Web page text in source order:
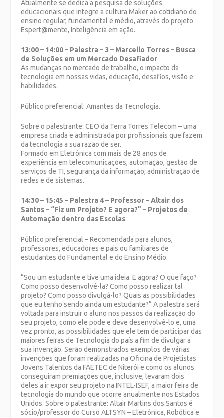
Atualmente se dedica a pesquisa de soluções
educacionais que integre a cultura Maker ao cotidiano do
ensino regular, fundamental e médio, através do projeto
Espert@mente, Inteligência em ação.
13:00 – 14:00 – Palestra – 3 – Marcello Torres – Busca
de Soluções em um Mercado Desafiador
As mudanças no mercado de trabalho, o impacto da
tecnologia em nossas vidas, educação, desafios, visão e
habilidades.
Público preferencial: Amantes da Tecnologia.
Sobre o palestrante: CEO da Terra Torres Telecom – uma
empresa criada e administrada por profissionais que fazem
da tecnologia a sua razão de ser.
Formado em Eletrônica com mais de 28 anos de
experiência em telecomunicações, automação, gestão de
serviços de TI, segurança da informação, administração de
redes e de sistemas.
14:30 – 15:45 – Palestra 4 – Professor – Altair dos
Santos – “Fiz um Projeto? E agora?” – Projetos de
Automação dentro das Escolas
Público preferencial – Recomendada para alunos,
professores, educadores e pais ou familiares de
estudantes do Fundamental e do Ensino Médio.
“Sou um estudante e tive uma ideia. E agora? O que faço?
Como posso desenvolvê-la? Como posso realizar tal
projeto? Como posso divulgá-lo? Quais as possibilidades
que eu tenho sendo ainda um estudante?” A palestra será
voltada para instruir o aluno nos passos da realização do
seu projeto, como ele pode e deve desenvolvê-lo e, uma
vez pronto, as possibilidades que ele tem de participar das
maiores feiras de Tecnologia do país a fim de divulgar a
sua invenção. Serão demonstrados exemplos de várias
invenções que foram realizadas na Oficina de Projetistas
Jovens Talentos da FAETEC de Niterói e como os alunos
conseguiram premiações que, inclusive, levaram dois
deles a ir expor seu projeto na INTEL-ISEF, a maior feira de
tecnologia do mundo que ocorre anualmente nos Estados
Unidos. Sobre o palestrante: Altair Martins dos Santos é
sócio/professor do Curso ALTSYN – Eletrônica, Robótica e